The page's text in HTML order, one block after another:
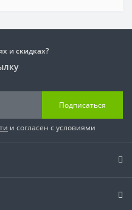
и скидках?
Подписаться
и согласен с условиями